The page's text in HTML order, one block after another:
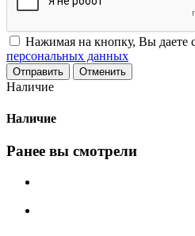
Нажимая на кнопку, Вы даете
персональных данных
Отменить
Наличие
Наличие
Ранее вы смотрели